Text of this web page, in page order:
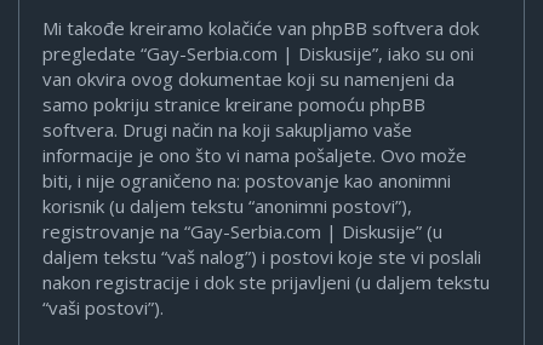
Mi takođe kreiramo kolačiće van phpBB softvera dok
pregledate “Gay-Serbia.com | Diskusije”, iako su oni
van okvira ovog dokumentae koji su namenjeni da
samo pokriju stranice kreirane pomoću phpBB
softvera. Drugi način na koji sakupljamo vaše
informacije je ono što vi nama pošaljete. Ovo može
biti, i nije ograničeno na: postovanje kao anonimni
korisnik (u daljem tekstu “anonimni postovi”),
registrovanje na “Gay-Serbia.com | Diskusije” (u
daljem tekstu “vaš nalog”) i postovi koje ste vi poslali
nakon registracije i dok ste prijavljeni (u daljem tekstu
“vaši postovi”).